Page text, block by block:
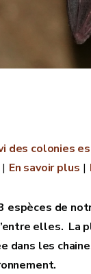
des colonies
En savoir plus
espèces de
elles.
dans les